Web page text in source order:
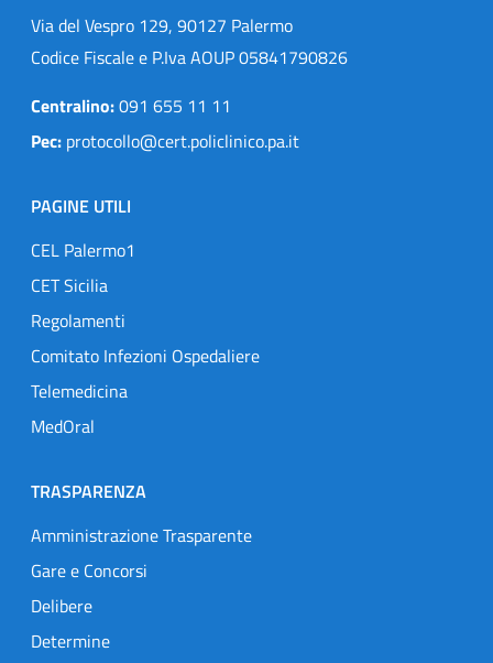
Via del Vespro 129, 90127 Palermo
Codice Fiscale e P.Iva AOUP 05841790826
Centralino:091 655 11 11
Pec: protocollo@cert.policlinico.pa.it
PAGINE UTILI
CEL Palermo1
CET Sicilia
Regolamenti
Comitato Infezioni Ospedaliere
Telemedicina
MedOral
TRASPARENZA
Amministrazione Trasparente
Gare e Concorsi
Delibere
Determine